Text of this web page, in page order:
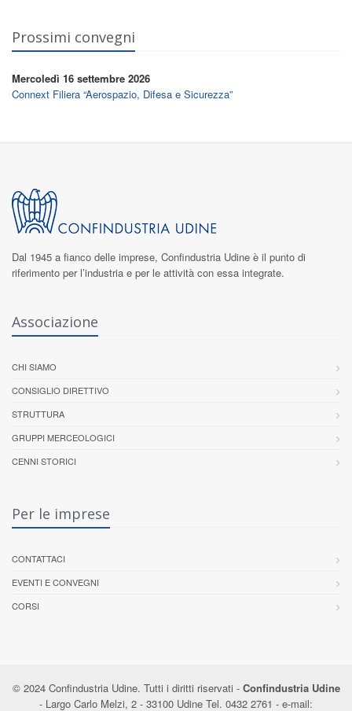
Prossimi convegni
Mercoledì 16 settembre 2026
Connext Filiera “Aerospazio, Difesa e Sicurezza”
Dal 1945 a fianco delle imprese, Confindustria Udine è il punto di
riferimento per l’industria e per le attività con essa integrate.
Associazione
CHI SIAMO
CONSIGLIO DIRETTIVO
STRUTTURA
GRUPPI MERCEOLOGICI
CENNI STORICI
Per le imprese
CONTATTACI
EVENTI E CONVEGNI
CORSI
© 2024 Confindustria Udine. Tutti i diritti riservati - Confindustria Udine
- Largo Carlo Melzi, 2 - 33100 Udine Tel. 0432 2761 - e-mail: